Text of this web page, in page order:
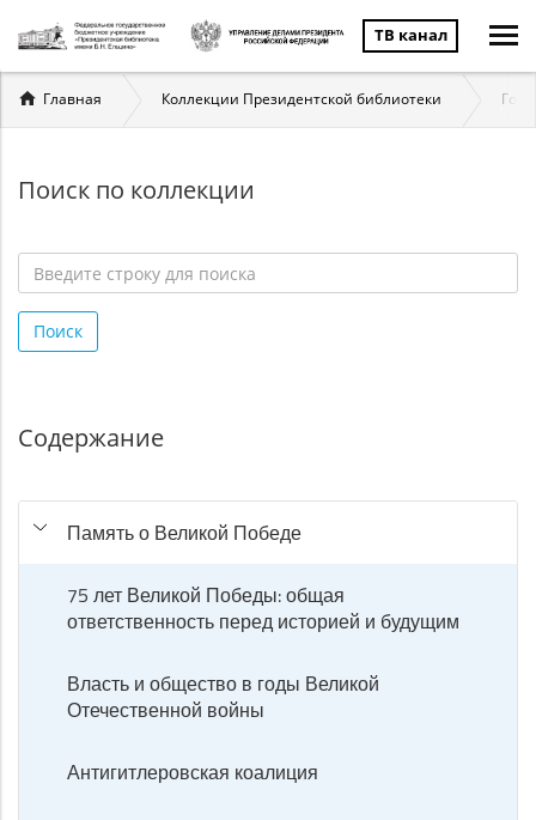
ТВ канал
Вы
здесь
Главная Коллекции Президентской библиотеки
Поиск по коллекции
строку
для
Поиск
Содержание
Память о Великой Победе
75 лет Великой Победы: общая
ответственность перед историей и будущим
Власть и общество в годы Великой
Отечественной войны
Антигитлеровская коалиция